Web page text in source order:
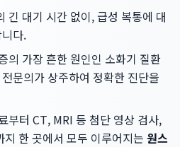
긴 대기 시간 없이, 급성 복통에 대
다.
의 가장 흔한 원인인 소화기 질환
전문의가 상주하여 정확한 진단을
부터 CT, MRI 등 첨단 영상 검사,
한 곳에서 모두 이루어지는 원스